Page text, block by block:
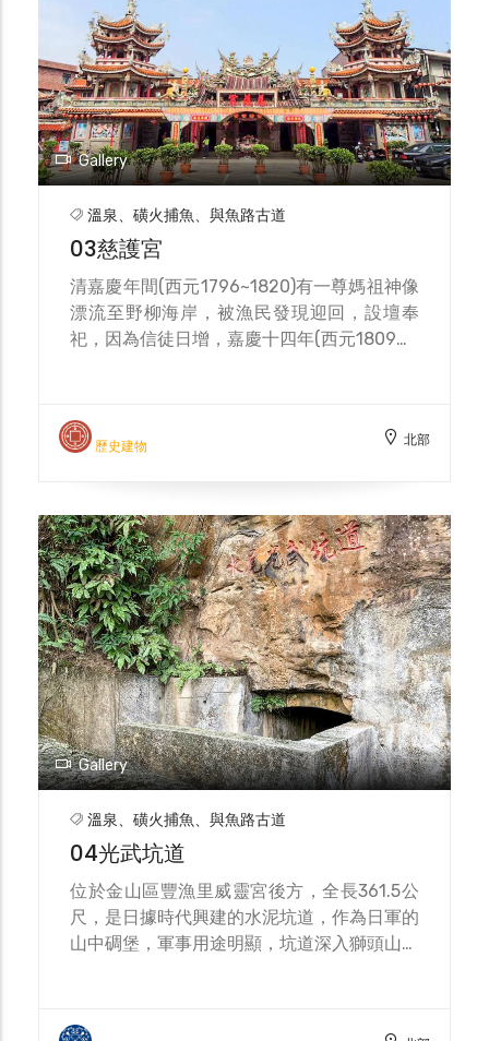
Gallery
溫泉、磺火捕魚、與魚路古道
03慈護宮
清嘉慶年間(西元1796~1820)有一尊媽祖神像
漂流至野柳海岸，被漁民發現迎回，設壇奉
祀，因為信徒日增，嘉慶十四年(西元1809年)
整修，成為今日之樣貎。現廟內尚存同治癸酉
十二年(西元1873年)的龍柱，浮雕雅緻，其餘
宮是金山地區漢人民俗信仰中心，俗稱「大
廟」。主祀媽祖，但也兼祀孔子、關帝、水仙
尊王、神農大帝及佛祖。呈現民間「儒、釋、
道」三教合一的包容精神。 每年農曆三月二
十三日為迎媽祖之日，熱鬧非凡， 是金山地
區之勝事。
歷史建物 北部
Gallery
溫泉、磺火捕魚、與魚路古道
04光武坑道
位於金山區豐漁里威靈宮後方，全長361.5公
尺，是日據時代興建的水泥坑道，作為日軍的
山中碉堡，軍事用途明顯，坑道深入獅頭山下
場，提供軍隊守護兩港。當時因為戰備所需，